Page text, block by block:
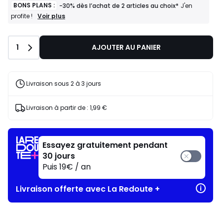
BONS PLANS : -30% dès l’achat de 2 articles au choix* J'en
profite !
BONS
-30%
l’achat
articles
J'en
Voir plus
Quantité
1 AJOUTER AU PANIER
Livraison sous 2 à 3 jours
Livraison à partir de : 1,99 €
Essayez gratuitement pendant
30 jours
Puis 19€ / an
Livraison offerte avec La Redoute +